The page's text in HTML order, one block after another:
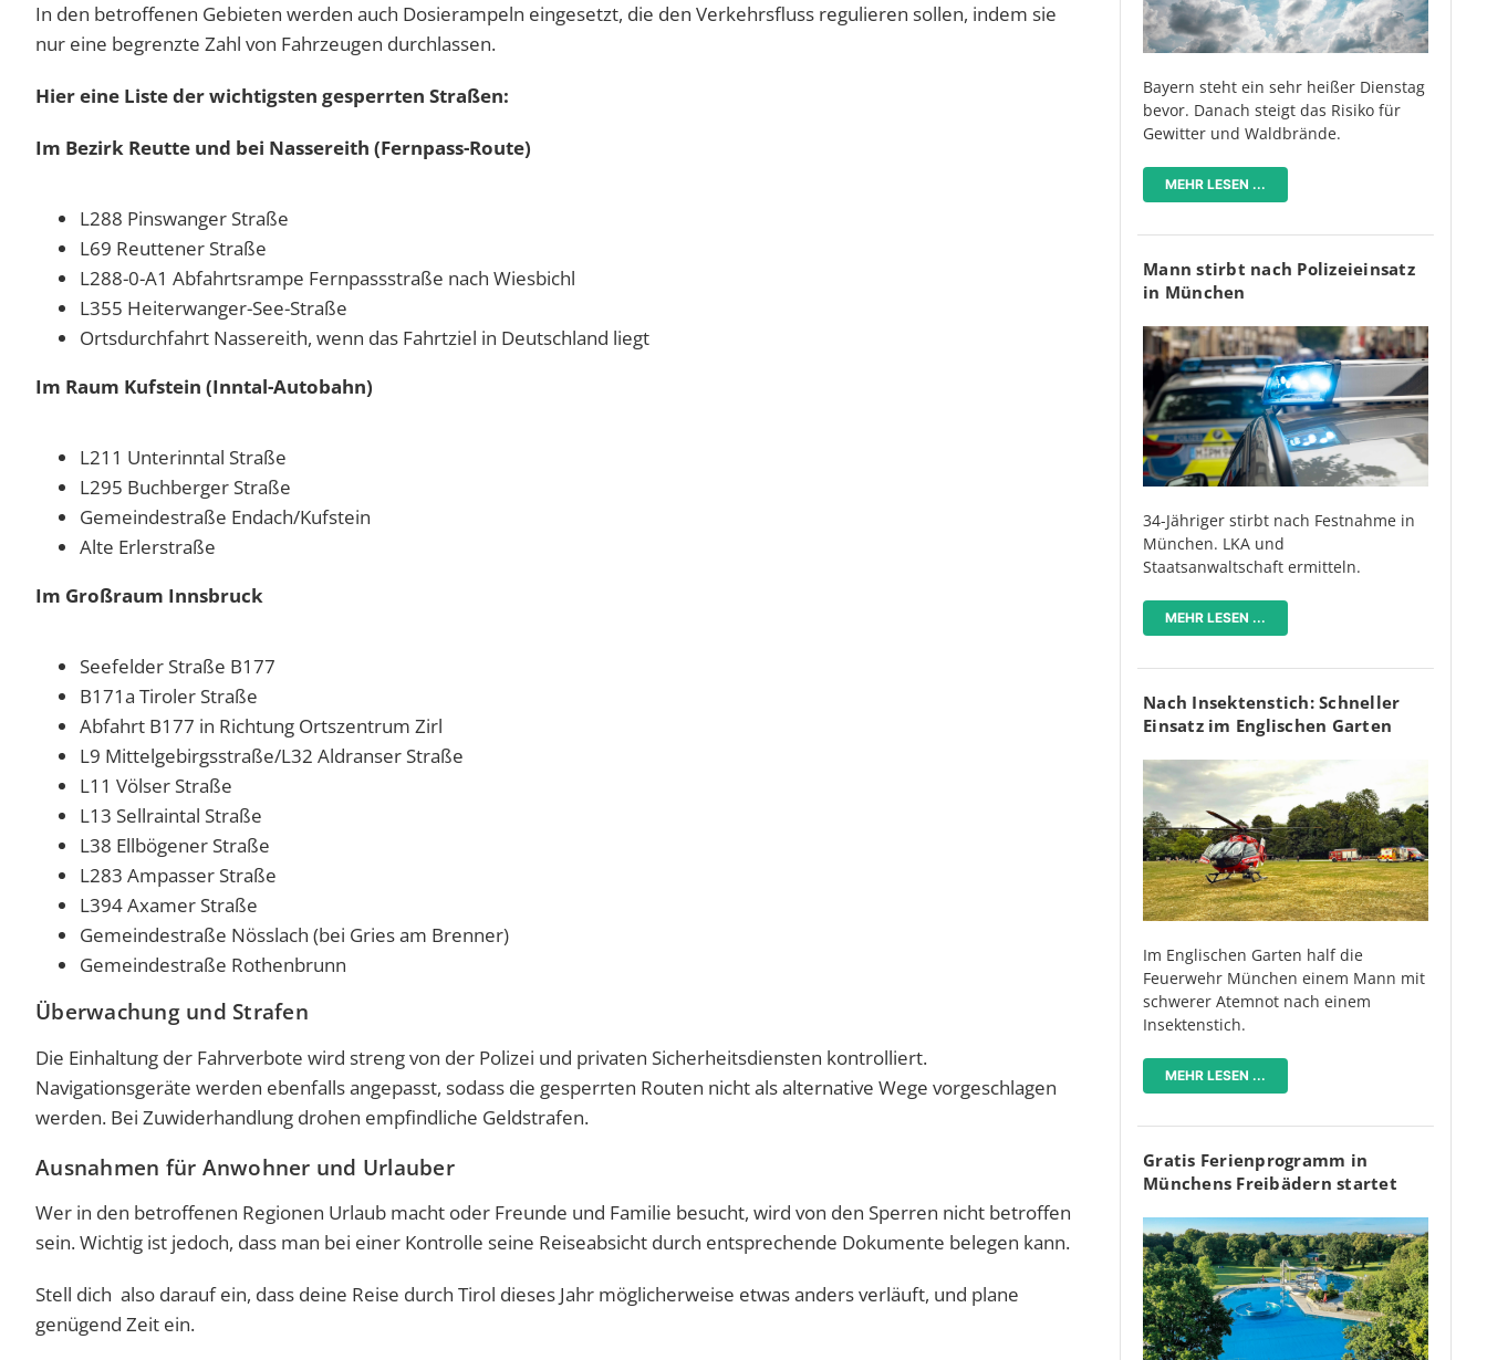
In den betroffenen Gebieten werden auch Dosierampeln eingesetzt, die den Verkehrsfluss regulieren sollen, indem sie
nur eine begrenzte Zahl von Fahrzeugen durchlassen.
Hier eine Liste der wichtigsten gesperrten Straßen:
Im Bezirk Reutte und bei Nassereith (Fernpass-Route)
L288 Pinswanger Straße
L69 Reuttener Straße
L288-0-A1 Abfahrtsrampe Fernpassstraße nach Wiesbichl
L355 Heiterwanger-See-Straße
Ortsdurchfahrt Nassereith, wenn das Fahrtziel in Deutschland liegt
Im Raum Kufstein (Inntal-Autobahn)
L211 Unterinntal Straße
L295 Buchberger Straße
Gemeindestraße Endach/Kufstein
Alte Erlerstraße
Im Großraum Innsbruck
Seefelder Straße B177
B171a Tiroler Straße
Abfahrt B177 in Richtung Ortszentrum Zirl
L9 Mittelgebirgsstraße/L32 Aldranser Straße
L11 Völser Straße
L13 Sellraintal Straße
L38 Ellbögener Straße
L283 Ampasser Straße
L394 Axamer Straße
Gemeindestraße Nösslach (bei Gries am Brenner)
Gemeindestraße Rothenbrunn
Überwachung und Strafen
Die Einhaltung der Fahrverbote wird streng von der Polizei und privaten Sicherheitsdiensten kontrolliert.
Navigationsgeräte werden ebenfalls angepasst, sodass die gesperrten Routen nicht als alternative Wege vorgeschlagen
werden. Bei Zuwiderhandlung drohen empfindliche Geldstrafen.
Ausnahmen für Anwohner und Urlauber
Wer in den betroffenen Regionen Urlaub macht oder Freunde und Familie besucht, wird von den Sperren nicht betroffen
sein. Wichtig ist jedoch, dass man bei einer Kontrolle seine Reiseabsicht durch entsprechende Dokumente belegen kann.
Stell dich also darauf ein, dass deine Reise durch Tirol dieses Jahr möglicherweise etwas anders verläuft, und plane
genügend Zeit ein.
Bayern steht ein sehr heißer Dienstag
bevor. Danach steigt das Risiko für
Gewitter und Waldbrände.
MEHR LESEN ...
Mann stirbt nach Polizeieinsatz
in München
34-Jähriger stirbt nach Festnahme in
München. LKA und
Staatsanwaltschaft ermitteln.
MEHR LESEN ...
Nach Insektenstich: Schneller
Einsatz im Englischen Garten
Im Englischen Garten half die
Feuerwehr München einem Mann mit
schwerer Atemnot nach einem
Insektenstich.
MEHR LESEN ...
Gratis Ferienprogramm in
Münchens Freibädern startet